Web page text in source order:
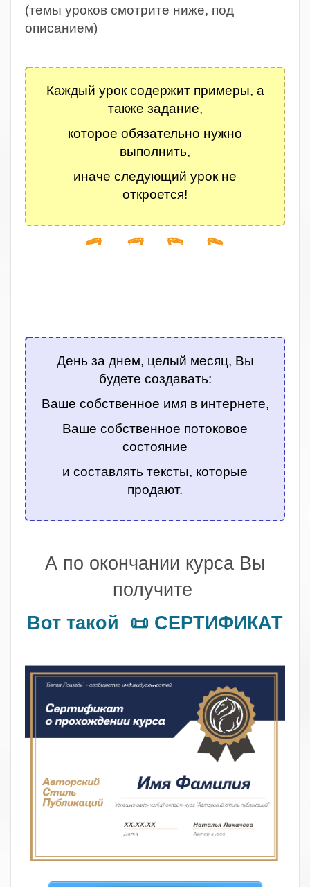
(темы уроков смотрите ниже, под
описанием)
Каждый урок содержит примеры, а
также задание,
которое обязательно нужно
выполнить,
иначе следующий урок не
откроется!
День за днем, целый месяц, Вы
будете создавать:
Ваше собственное имя в интернете,
Ваше собственное потоковое
состояние
и составлять тексты, которые
продают.
А по окончании курса Вы
получите
Вот такой 📜 СЕРТИФИКАТ